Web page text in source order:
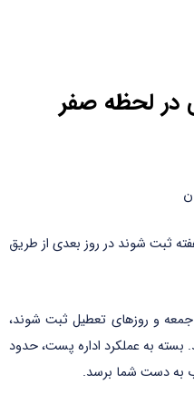
در لحظه صفر
ثبت شوند در روز بعدی از طریق
و روزهای تعطیل ثبت شوند،
بسته به عملکرد اداره پست، حدود